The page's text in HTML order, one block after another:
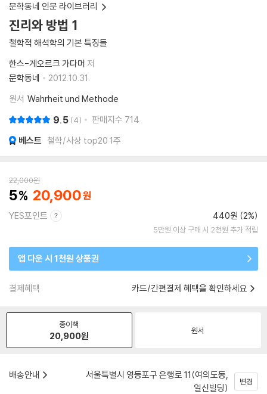
문학동네 인문 라이브러리
진리와 방법 1
철학적 해석학의 기본 특징들
한스-게오르크 가다머 저
문학동네
2012.10.31.
원서 Wahrheit und Methode
9.5 4 판매지수 714
베스트 철학/사상 top20 1주
22,000원
5 20,900
YES포인트 440원 (2%)
5만원 이상 구매 시 2천원 추가 적립
앱 다운 시 1천원 상품권
결제혜택 카드/간편결제 혜택을 확인하세요
종이책
20,900원 원서
배송안내
서울특별시 영등포구 은행로 11(여의도동,
일신빌딩)
변경